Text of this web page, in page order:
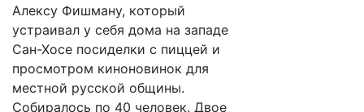
Алексу Фишману, который
устраивал у себя дома на западе
Сан-Хосе посиделки с пиццей и
просмотром киноновинок для
местной русской общины.
Собиралось по 40 человек. Двое